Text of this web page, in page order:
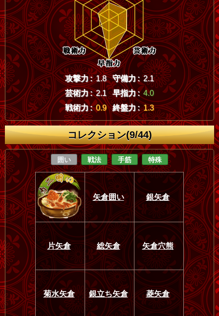
攻撃力 : 1.8 守備力 : 2.1
芸術力 : 2.1 早指力 : 4.0
戦術力 : 0.9 終盤力 : 1.3
コレクション(9/44)
囲い 戦法 手筋 特殊
矢倉囲い 銀矢倉
片矢倉 総矢倉 矢倉穴熊
菊水矢倉 銀立ち矢倉 菱矢倉